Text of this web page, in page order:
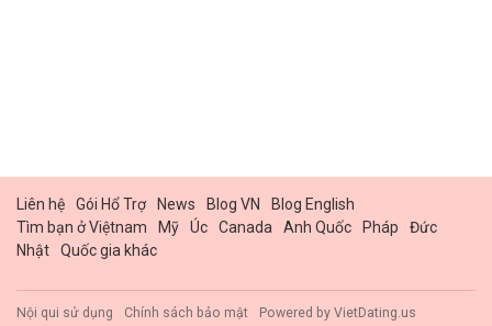
Liên hệ Gói Hổ Trợ News Blog VN
Blog English
Tìm bạn ở Việtnam
Mỹ Úc Canada Anh Quốc Pháp
Đức
Nhật
Quốc gia khác
Nội qui sử dụng Chính sách bảo mật Powered by VietDating.us